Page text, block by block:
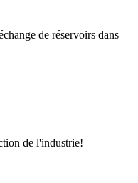
de réservoirs dans
de l'industrie!